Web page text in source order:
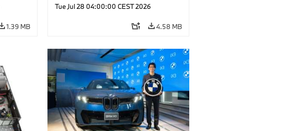
1.39 MB
Tue Jul 28 04:00:00 CEST 2026
4.58 MB